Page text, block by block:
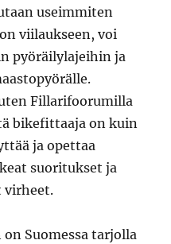
useimmiten
viilaukseen, voi
pyöräilylajeihin ja
Fillarifoorumilla
bikefittaaja on kuin
ja opettaa
suoritukset ja
virheet.
Suomessa tarjolla